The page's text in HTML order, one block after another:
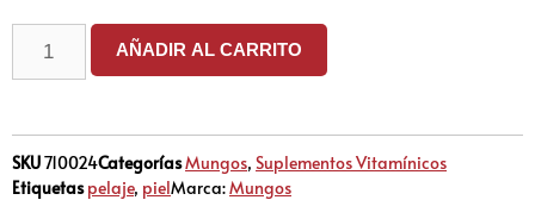
AÑADIR AL CARRITO
SKU710024CategoríasMungos, Suplementos Vitamínicos
Etiquetas pelaje, pielMarca:Mungos